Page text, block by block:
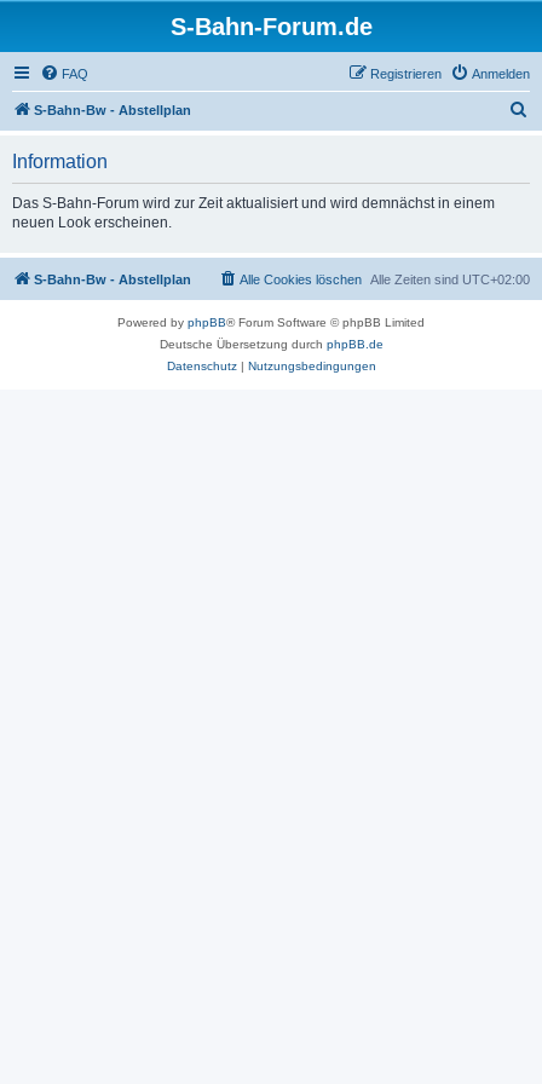
S-Bahn-Forum.de
FAQ Anmelden
Registrieren
S-Bahn-Bw - Abstellplan
Information
Das S-Bahn-Forum wird zur Zeit aktualisiert und wird demnächst in einem
neuen Look erscheinen.
S-Bahn-Bw - Abstellplan Alle Zeiten sind UTC+02:00
Alle Cookies löschen
Powered by phpBB® Forum Software © phpBB Limited
Deutsche Übersetzung durch phpBB.de
Datenschutz| Nutzungsbedingungen